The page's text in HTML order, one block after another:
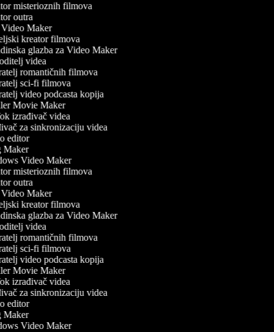
misterioznih filmova
outra
Maker
kreator filmova
glazba za Video Maker
videa
romantičnih filmova
sci-fi filmova
video podcasta kopija
Movie Maker
izrađivač videa
za sinkronizaciju videa
editor
Video Maker
misterioznih filmova
outra
Maker
kreator filmova
glazba za Video Maker
videa
romantičnih filmova
sci-fi filmova
video podcasta kopija
Movie Maker
izrađivač videa
za sinkronizaciju videa
editor
Video Maker